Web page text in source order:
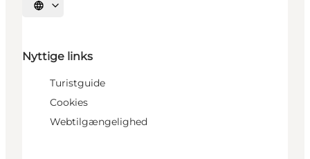
Vælg sprog
Nyttige links
Turistguide
Cookies
Webtilgængelighed